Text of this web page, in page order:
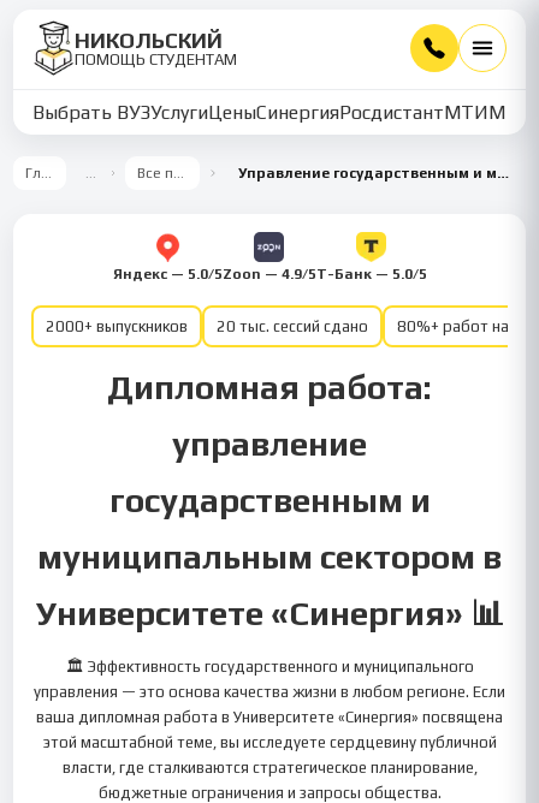
НИКОЛЬСКИЙ
ПОМОЩЬ СТУДЕНТАМ
Выбрать ВУЗУслугиЦеныСинергияРосдистантМТИММУ
Главная … Все предметы Управление государственным и муниципальным сектором
Яндекс — 5.0/5Zoon — 4.9/5Т-Банк — 5.0/5
2000+ выпускников 20 тыс. сессий сдано 80%+ работ на
Дипломная работа:
управление
государственным и
муниципальным сектором в
Университете «Синергия» 📊
🏛️ Эффективность государственного и муниципального
управления — это основа качества жизни в любом регионе. Если
ваша дипломная работа в Университете «Синергия» посвящена
этой масштабной теме, вы исследуете сердцевину публичной
власти, где сталкиваются стратегическое планирование,
бюджетные ограничения и запросы общества.